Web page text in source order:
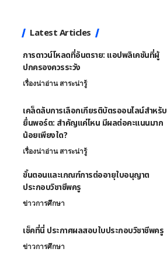
Latest Articles
การดาวน์โหลดที่อันตราย: แอปพลิเคชันที่ผู้
ปกครองควรระวัง
เรื่องน่าอ่าน สาระน่ารู้
เคล็ดลับการเลือกเกียรติบัตรออนไลน์สำหรับ
ยื่นพอร์ต: สำคัญแค่ไหน มีผลต่อคะแนนมาก
น้อยเพียงใด?
เรื่องน่าอ่าน สาระน่ารู้
ขั้นตอนและเกณฑ์การต่ออายุใบอนุญาต
ประกอบวิชาชีพครู
ข่าวการศึกษา
เช็คที่นี่ ประกาศผลสอบใบประกอบวิชาชีพครู
ข่าวการศึกษา